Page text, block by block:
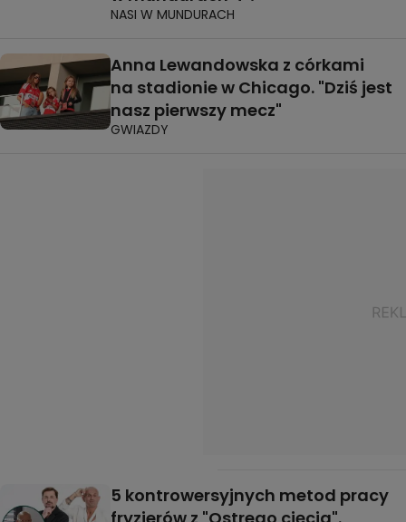
NASI W MUNDURACH
Anna Lewandowska z córkami
na stadionie w Chicago. "Dziś jest
nasz pierwszy mecz"
GWIAZDY
5 kontrowersyjnych metod pracy